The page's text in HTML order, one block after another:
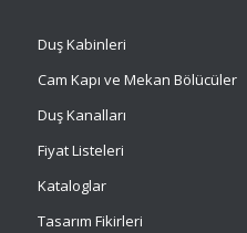
Duş Kabinleri
Cam Kapı ve Mekan Bölücüler
Duş Kanalları
Fiyat Listeleri
Kataloglar
Tasarım Fikirleri